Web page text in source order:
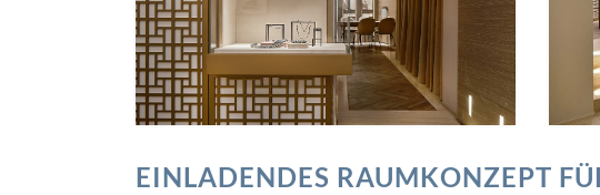
EINLADENDES RAUMKONZEPT